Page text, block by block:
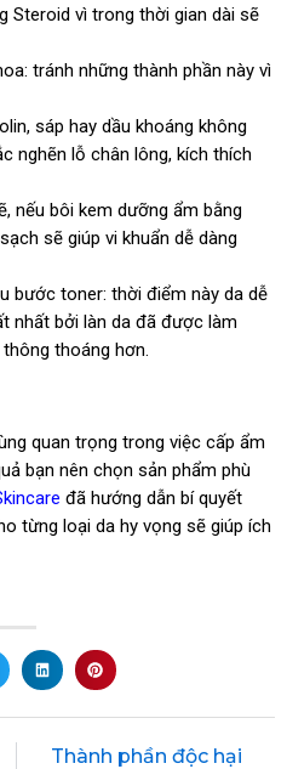
Steroid vì trong thời gian dài sẽ
tránh những thành phần này vì
sáp hay dầu khoáng không
nghẽn lỗ chân lông, kích thích
nếu bôi kem dưỡng ẩm bằng
sẽ giúp vi khuẩn dễ dàng
bước toner: thời điểm này da dễ
nhất bởi làn da đã được làm
thoáng hơn.
quan trọng trong việc cấp ẩm
bạn nên chọn sản phẩm phù
đã hướng dẫn bí quyết
từng loại da hy vọng sẽ giúp ích
Thành phần độc hại